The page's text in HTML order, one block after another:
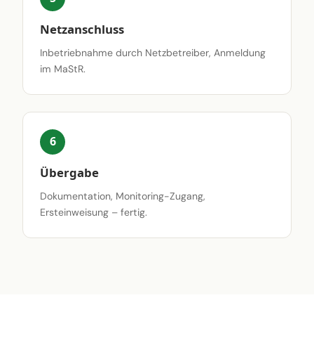
Netzanschluss
Inbetriebnahme durch Netzbetreiber, Anmeldung
im MaStR.
6
Übergabe
Dokumentation, Monitoring-Zugang,
Ersteinweisung – fertig.